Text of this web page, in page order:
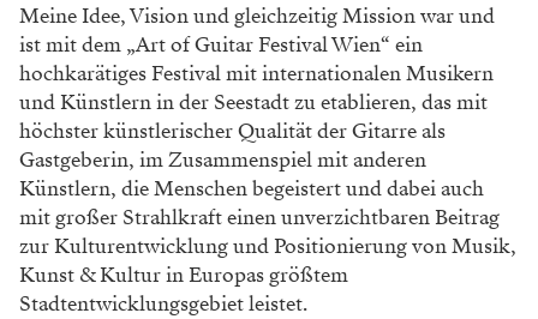
Meine Idee, Vision und gleichzeitig Mission war und
ist mit dem „Art of Guitar Festival Wien“ ein
hochkarätiges Festival mit internationalen Musikern
und Künstlern in der Seestadt zu etablieren, das mit
höchster künstlerischer Qualität der Gitarre als
Gastgeberin, im Zusammenspiel mit anderen
Künstlern, die Menschen begeistert und dabei auch
mit großer Strahlkraft einen unverzichtbaren Beitrag
zur Kulturentwicklung und Positionierung von Musik,
Kunst & Kultur in Europas größtem
Stadtentwicklungsgebiet leistet.